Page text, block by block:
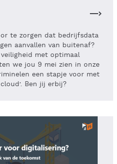
te zorgen dat bedrijfsdata
aanvallen van buitenaf?
met optimaal
we jou 9 mei zien in onze
een stapje voor met
Ben jij erbij?